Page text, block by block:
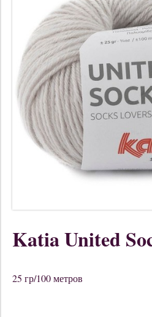
Katia United
25 гр/100 метров